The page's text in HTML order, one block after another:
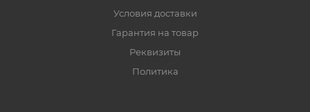
Условия доставки
Гарантия на товар
Реквизиты
Политика